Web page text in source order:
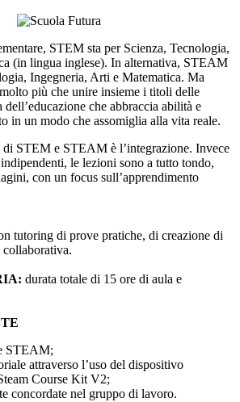
STEM sta per Scienza, Tecnologia,
(in lingua inglese). In alternativa, STEAM
Ingegneria, Arti e Matematica. Ma
più che unire insieme i titoli delle
che abbraccia abilità e
in un modo che assomiglia alla vita reale.
di STEM e STEAM è l’integrazione. Invece
le lezioni sono a tutto tondo,
con un focus sull’apprendimento
tutoring di prove pratiche, di creazione di
durata totale di 15 ore di aula e
STEAM;
attraverso l’uso del dispositivo
Course Kit V2;
concordate nel gruppo di lavoro.